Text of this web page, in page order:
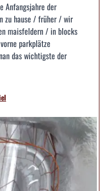
Anfangsjahre der
zu hause / früher / wir
maisfeldern / in blocks
parkplätze
das wichtigste der